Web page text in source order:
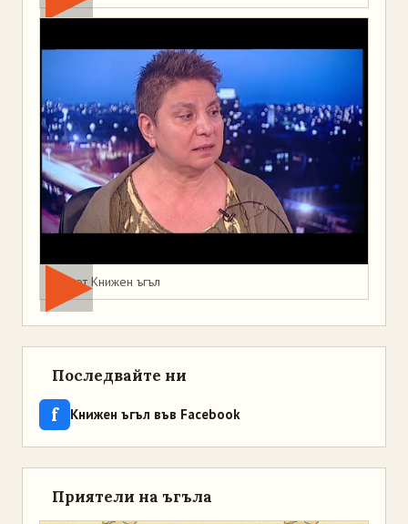
Мая от Книжен ъгъл
Последвайте ни
f Книжен ъгъл във Facebook
Приятели на ъгъла